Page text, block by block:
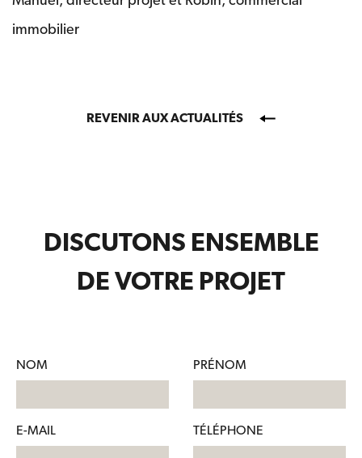
immobilier
REVENIR AUX ACTUALITÉS
DISCUTONS ENSEMBLE
DE VOTRE PROJET
NOM PRÉNOM
E-MAIL TÉLÉPHONE